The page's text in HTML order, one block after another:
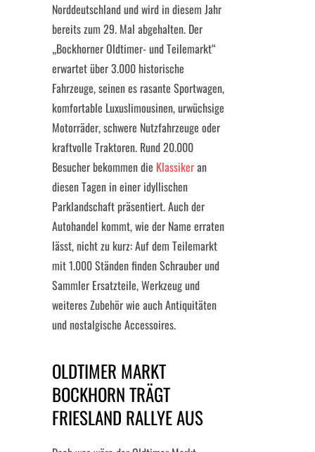
Norddeutschland und wird in diesem Jahr
bereits zum 29. Mal abgehalten. Der
„Bockhorner Oldtimer- und Teilemarkt“
erwartet über 3.000 historische
Fahrzeuge, seinen es rasante Sportwagen,
komfortable Luxuslimousinen, urwüchsige
Motorräder, schwere Nutzfahrzeuge oder
kraftvolle Traktoren. Rund 20.000
Besucher bekommen die Klassikeran
diesen Tagen in einer idyllischen
Parklandschaft präsentiert. Auch der
Autohandel kommt, wie der Name erraten
lässt, nicht zu kurz: Auf dem Teilemarkt
mit 1.000 Ständen finden Schrauber und
Sammler Ersatzteile, Werkzeug und
weiteres Zubehör wie auch Antiquitäten
und nostalgische Accessoires.
OLDTIMER MARKT
BOCKHORN TRÄGT
FRIESLAND RALLYE AUS